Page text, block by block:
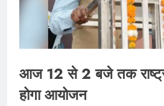
आज 12 से 2 बजे तक
होगा आयोजन